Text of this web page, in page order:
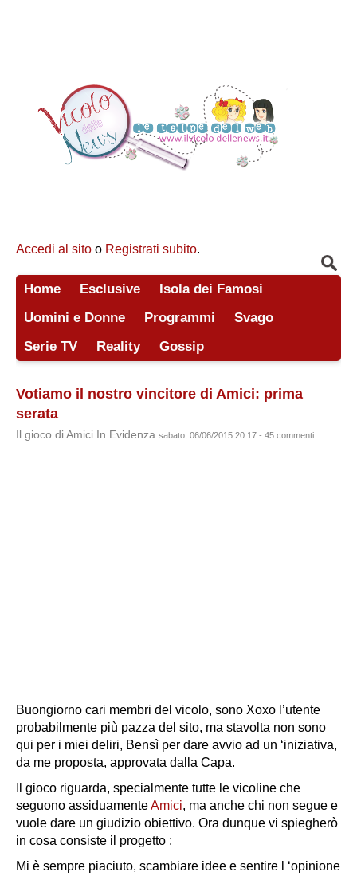
Accedi al sito o Registrati subito.
Home Esclusive
Isola dei Famosi
Uomini e Donne
Programmi
Svago
Serie TV
Reality Gossip
Votiamo il nostro vincitore di Amici: prima
serata
Il gioco di Amici In Evidenza sabato, 06/06/2015 20:17 - 45 commenti
Buongiorno cari membri del vicolo, sono Xoxo l’utente
probabilmente più pazza del sito, ma stavolta non sono
qui per i miei deliri, Bensì per dare avvio ad un ‘iniziativa,
da me proposta, approvata dalla Capa.
Il gioco riguarda, specialmente tutte le vicoline che
seguono assiduamenteAmici, ma anche chi non segue e
vuole dare un giudizio obiettivo. Ora dunque vi spiegherò
in cosa consiste il progetto :
Mi è sempre piaciuto, scambiare idee e sentire l ‘opinione